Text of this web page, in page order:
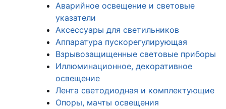
Аварийное освещение и световые
указатели
Аксессуары для светильников
Аппаратура пускорегулирующая
Взрывозащищенные световые приборы
Иллюминационное, декоративное
освещение
Лента светодиодная и комплектующие
Опоры, мачты освещения